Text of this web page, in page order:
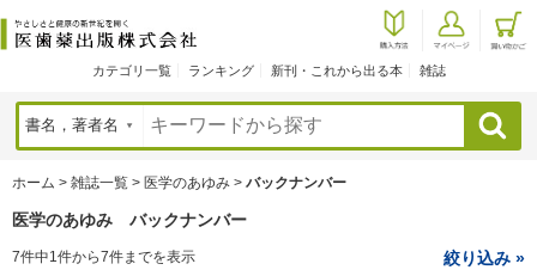
カテゴリ一覧 ランキング 新刊・これから出る本 雑誌
検索
ホーム > 雑誌一覧 > 医学のあゆみ > バックナンバー
医学のあゆみ バックナンバー
7件中1件から7件までを表示 絞り込み »